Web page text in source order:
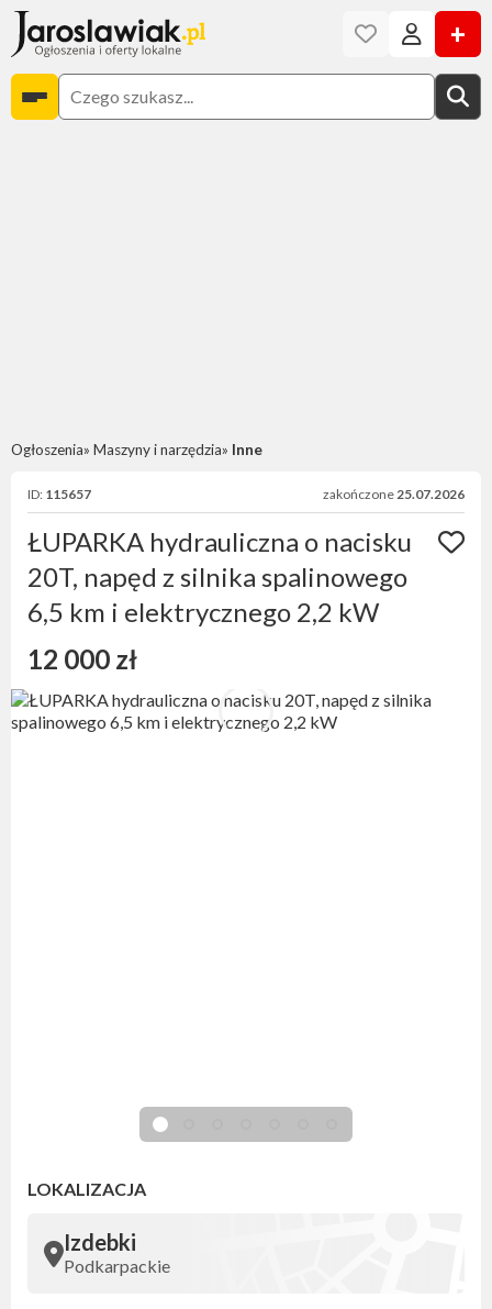
+
Ogłoszenia Maszyny i narzędzia Inne
ID: 115657 zakończone25.07.2026
ŁUPARKA hydrauliczna o nacisku
20T, napęd z silnika spalinowego
6,5 km i elektrycznego 2,2 kW
12 000 zł
LOKALIZACJA
Izdebki
Podkarpackie